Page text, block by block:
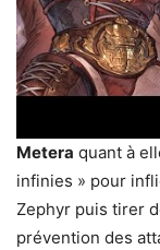
Metera quant à
infinies » pour
Zephyr puis tirer
prévention des